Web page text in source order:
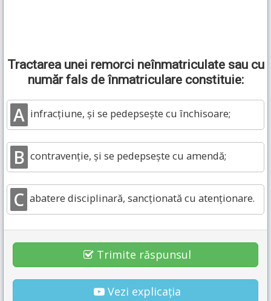
Tractarea unei remorci neînmatriculate sau cu
număr fals de înmatriculare constituie:
A infracţiune, şi se pedepseşte cu închisoare;
B contravenţie, şi se pedepseşte cu amendă;
C abatere disciplinară, sancţionată cu atenţionare.
Trimite răspunsul
Vezi explicația